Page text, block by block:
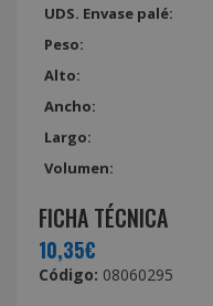
UDS. Envase palé:
Peso:
Alto:
Ancho:
Largo:
Volumen:
FICHA TÉCNICA
10,35€
Código: 08060295